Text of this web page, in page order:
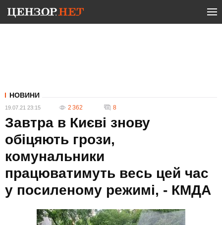
НОВИНИ
19.07.21 23:15 2 362 8
Завтра в Києві знову
обіцяють грози,
комунальники
працюватимуть весь цей час
у посиленому режимі, - КМДА